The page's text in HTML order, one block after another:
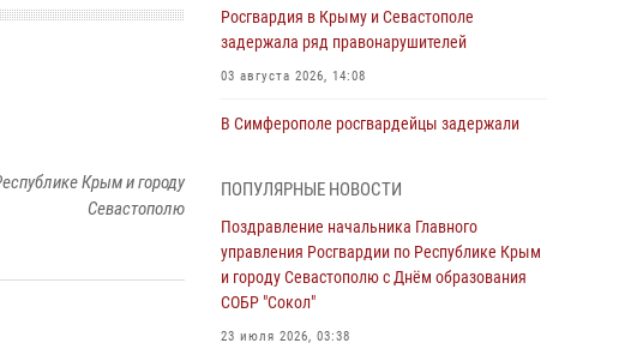
Крым и городу
Севастополю
Росгвардия в Крыму и Севастополе
задержала ряд правонарушителей
03 августа 2026, 14:08
В Симферополе росгвардейцы задержали
Росгвардейцы оперативно задержали
нарушителя на охраняемом объекте в
Севастополе
30 июля 2026, 12:13
ПОПУЛЯРНЫЕ НОВОСТИ
Поздравление начальника Главного
управления Росгвардии по Республике Крым
и городу Севастополю с Днём образования
СОБР "Сокол"
23 июля 2026, 03:38